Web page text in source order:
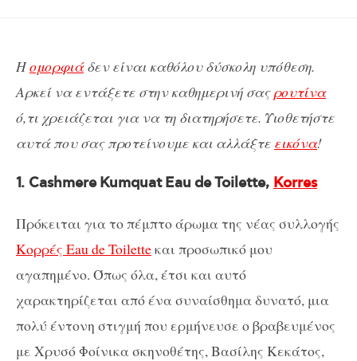
Ηομορφιάδεν είναι καθόλου δύσκολη υπόθεση.
Αρκεί να εντάξετε στην καθημερινή σαςρουτίνα
ό,τι χρειάζεται για να τη διατηρήσετε. Υιοθετήστε
αυτά που σας προτείνουμε και αλλάξτε εικόνα!
1. Cashmere Kumquat Eau deToilette, Korres
Πρόκειται για το πέμπτο άρωμα της νέας συλλογής
Κορρές Eau de Toiletteκαι προσωπικό μου
αγαπημένο. Όπως όλα, έτσι και αυτό
χαρακτηρίζεται από ένα συναίσθημα δυνατό, μια
πολύ έντονη στιγμή που ερμήνευσε ο βραβευμένος
με Χρυσό Φοίνικα σκηνοθέτης, Βασίλης Κεκάτος,